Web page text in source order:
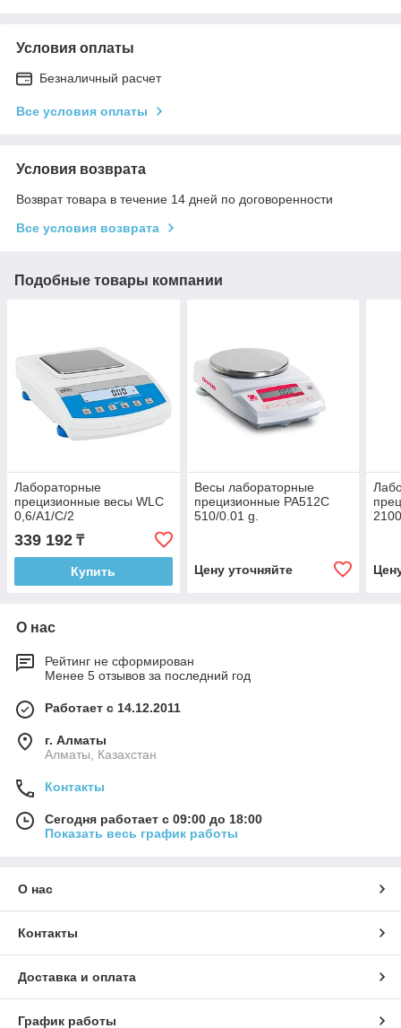
Условия оплаты
Безналичный расчет
Все условия оплаты
Условия возврата
Возврат товара в течение 14 дней по договоренности
Все условия возврата
Подобные товары компании
Лабораторные
прецизионные весы WLC
0,6/A1/C/2
339 192 ₸
Купить
Весы лабораторные
прецизионные РА512С
510/0.01 g.
Цену уточняйте
О нас
Рейтинг не сформирован
Менее 5 отзывов за последний год
Работает с 14.12.2011
г. Алматы
Алматы, Казахстан
Контакты
Сегодня работает с 09:00 до 18:00
Показать весь график работы
О нас
Контакты
Доставка и оплата
График работы